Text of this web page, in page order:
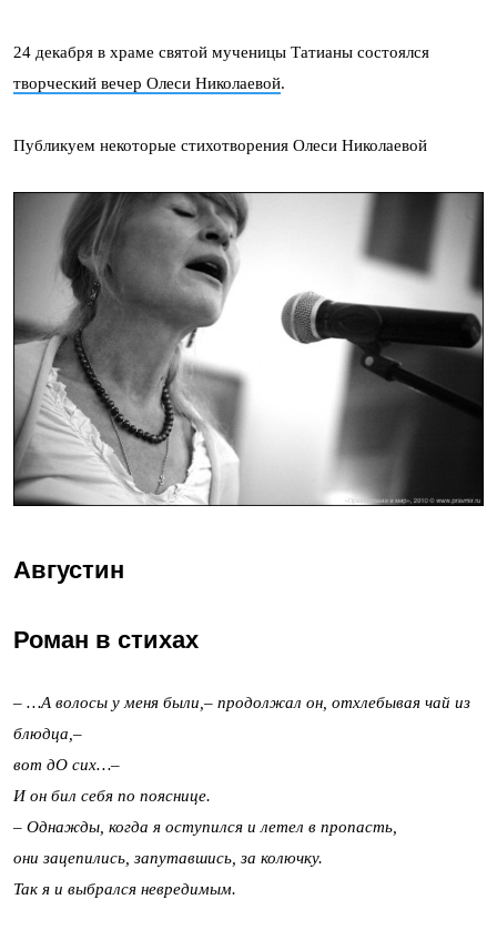
24 декабря в храме святой мученицы Татианы состоялся
творческий вечер Олеси Николаевой.
Публикуем некоторые стихотворения Олеси Николаевой
Августин
Роман в стихах
– …А волосы у меня были,– продолжал он, отхлебывая чай из
блюдца,–
вот дО сих…–
И он бил себя по пояснице.
– Однажды, когда я оступился и летел в пропасть,
они зацепились, запутавшись, за колючку.
Так я и выбрался невредимым.